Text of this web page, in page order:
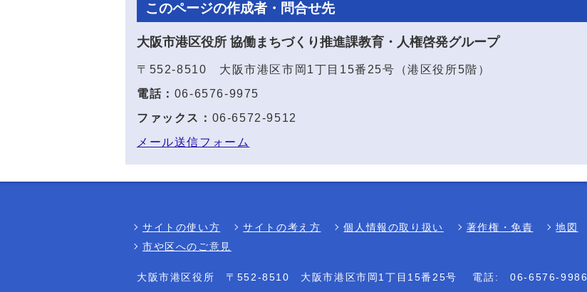
このページの作成者・問合せ先
大阪市港区役所 協働まちづくり推進課教育・人権啓発グループ
〒552-8510 大阪市港区市岡1丁目15番25号（港区役所5階）
電話： 06-6576-9975
ファックス： 06-6572-9512
メール送信フォーム
サイトの使い方 サイトの考え方 個人情報の取り扱い 著作権・免責 地図
市や区へのご意見
大阪市港区役所 〒552-8510 大阪市港区市岡1丁目15番25号 電話: 06-6576-9986